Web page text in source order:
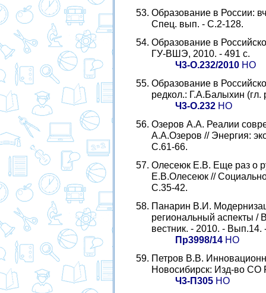
Образование в России:
Спец. вып. - С.2-128.
Образование в
ГУ-ВШЭ, 2010. - 491 с.
Ч3-О.232/2010НО
Образование в
редкол.: Г.А.Балыхин
Ч3-О.232НО
Озеров А.А. Реалии
А.А.Озеров // Энергия:
С.61-66.
Олесеюк Е.В. Еще раз о
Е.В.Олесеюк //
С.35-42.
Панарин В.И.
региональный аспекты /
вестник. - 2010. - Вып.14.
Пр3998/14НО
Петров В.В.
Новосибирск: Изд-во СО
Ч3-П305НО